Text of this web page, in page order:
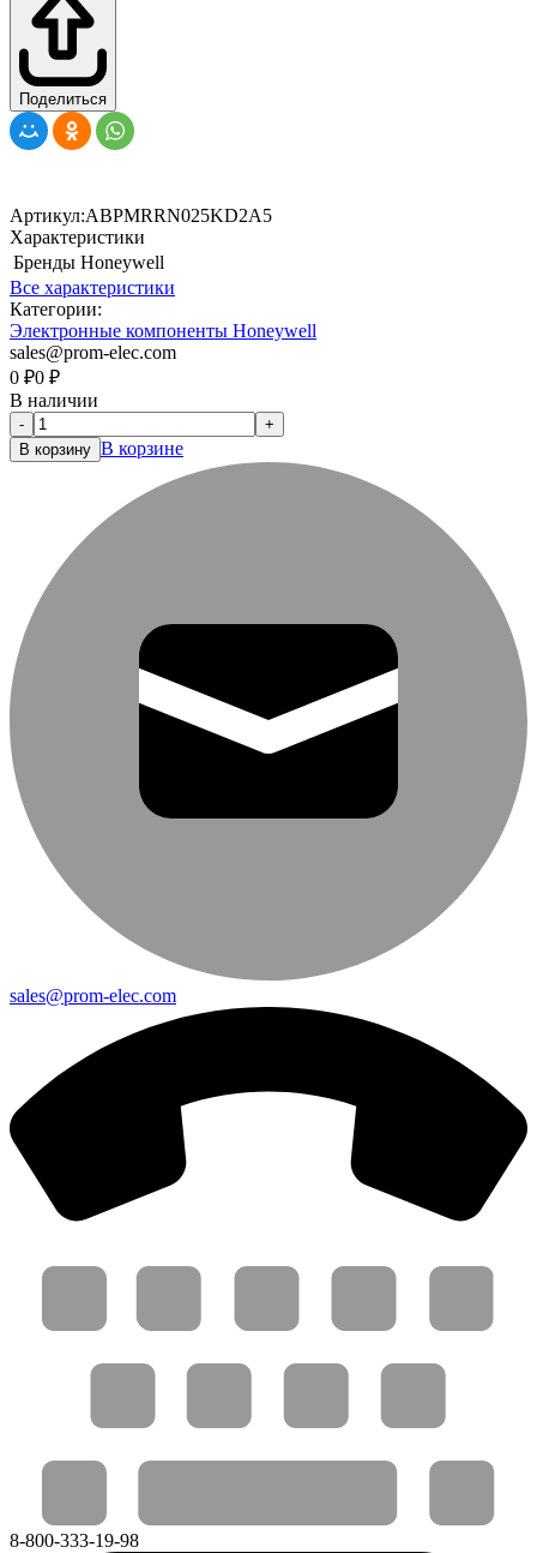
Поделиться
Артикул:ABPMRRN025KD2A5
Характеристики
Бренды Honeywell
Все характеристики
Категории:
Электронные компоненты Honeywell
sales@prom-elec.com
0 ₽0 ₽
В наличии
-
+
В корзину В корзине
sales@prom-elec.com
8-800-333-19-98